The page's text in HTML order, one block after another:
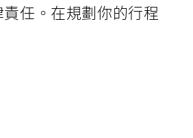
任。在規劃你的行程